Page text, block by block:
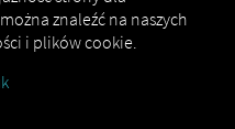
znaleźć na naszych
i plików cookie.